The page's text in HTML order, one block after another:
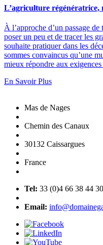
L’agriculture régénératrice,
À l’approche d’un passage
poser un peu et de tracer les
souhaite pratiquer dans les
sommes convaincus qu’une
mieux répondre aux
En Savoir Plus
Mas de Nages
Chemin des Canaux
30132 Caissargues
France
Tel: 33 (0)4 66 38 44 30
Email: